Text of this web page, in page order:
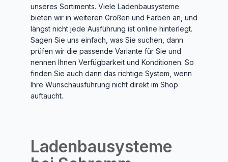
unseres Sortiments. Viele Ladenbausysteme
bieten wir in weiteren Größen und Farben an, und
längst nicht jede Ausführung ist online hinterlegt.
Sagen Sie uns einfach, was Sie suchen, dann
prüfen wir die passende Variante für Sie und
nennen Ihnen Verfügbarkeit und Konditionen. So
finden Sie auch dann das richtige System, wenn
Ihre Wunschausführung nicht direkt im Shop
auftaucht.
Ladenbausysteme